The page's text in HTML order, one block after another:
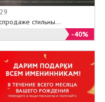
стильны...
-40%